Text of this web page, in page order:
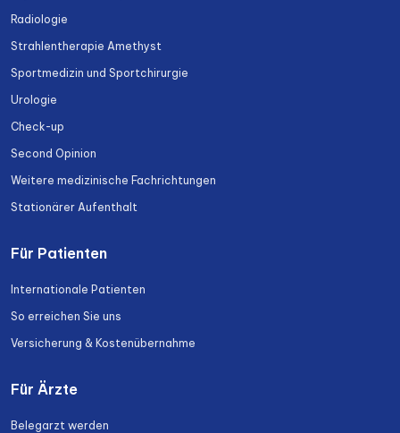
Radiologie
Strahlentherapie Amethyst
Sportmedizin und Sportchirurgie
Urologie
Check-up
Second Opinion
Weitere medizinische Fachrichtungen
Stationärer Aufenthalt
Für Patienten
Internationale Patienten
So erreichen Sie uns
Versicherung & Kostenübernahme
Für Ärzte
Belegarzt werden